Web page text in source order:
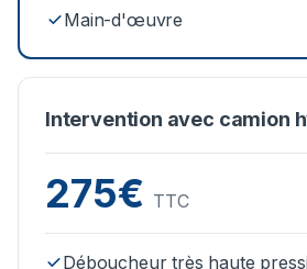
Main-d'œuvre
Intervention avec camion
275€ TTC
Déboucheur très haute